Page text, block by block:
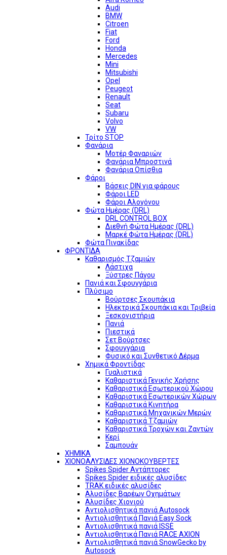
Audi
BMW
Citroen
Fiat
Ford
Honda
Mercedes
Mini
Mitsubishi
Opel
Peugeot
Renault
Seat
Subaru
Volvo
VW
Τρίτο STOP
Φανάρια
Μοτέρ Φαναριών
Φανάρια Μπροστινά
Φανάρια Οπίσθια
Φάροι
Βάσεις DIN για φάρους
Φάροι LED
Φάροι Αλογόνου
Φώτα Ημέρας (DRL)
DRL CONTROL BOX
Διεθνή Φώτα Ημέρας (DRL)
Μαρκέ Φώτα Ημέρας (DRL)
Φώτα Πινακίδας
ΦΡΟΝΤΙΔΑ
Καθαρισμός Τζαμιών
Λάστιχα
Ξύστρες Πάγου
Πανιά και Σφουγγάρια
Πλύσιμο
Βούρτσες Σκουπάκια
Ηλεκτρικά Σκουπάκια και Τριβεία
Ξεσκονιστήρια
Πανιά
Πιεστικά
Σετ Βούρτσες
Σφουγγάρια
Φυσικό και Συνθετικό Δέρμα
Χημικά Φροντίδας
Γυαλιστικά
Καθαριστικά Γενικής Χρήσης
Καθαριστικά Εσωτερικού Χώρου
Καθαριστικά Εσωτερικών Χώρων
Καθαριστικά Κινητήρα
Καθαριστικά Μηχανικών Μερών
Καθαριστικά Τζαμιών
Καθαριστικά Τροχών και Ζαντών
Κερί
Σαμπουάν
ΧΗΜΙΚΑ
ΧΙΟΝΟΑΛΥΣΙΔΕΣ ΧΙΟΝΟΚΟΥΒΕΡΤΕΣ
Spikes Spider Αντάπτορες
Spikes Spider ειδικές αλυσίδες
TRAK ειδικές αλυσίδες
Αλυσίδες Βαρέων Οχημάτων
Αλυσίδες Χιονιού
Αντιολισθητικά πανιά Autosock
Αντιολισθητικά Πανιά Easy Sock
Αντιολισθητικά πανιά ISSE
Αντιολισθητικά Πανιά RACE AXION
Αντιολισθητικά πανιά SnowGecko by
Autosock